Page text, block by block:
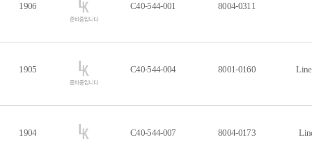
1906 C40-544-001 8004-0311
1905 C40-544-004 8001-0160
1904 C40-544-007 8004-0173